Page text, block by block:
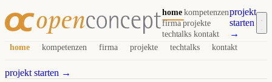
homekompetenzen
firmaprojekte
techtalkskontakt
projekt
starten
→
home kompetenzen firma projekte techtalks kontakt
projekt starten →